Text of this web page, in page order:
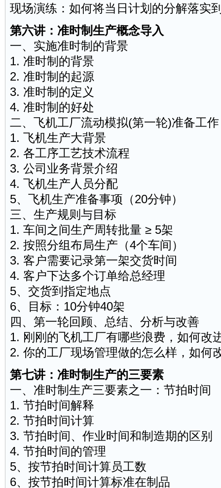
现场演练：如何将当日计划的分解落实
第六讲：准时制生产概念导入
一、实施准时制的背景
1. 准时制的背景
2. 准时制的起源
3. 准时制的定义
4. 准时制的好处
二、飞机工厂流动模拟(第一轮)准备工作
1. 飞机生产大背景
2. 各工序工艺技术流程
3. 公司业务背景介绍
4. 飞机生产人员分配
5、飞机生产准备事项（20分钟）
三、生产规则与目标
1. 车间之间生产周转批量 ≥ 5架
2. 按照分组布局生产（4个车间）
3. 客户需要记录第一架交货时间
4. 客户下达多个订单给总经理
5、交货到指定地点
6、目标：10分钟40架
四、第一轮回顾、总结、分析与改善
1. 刚刚的飞机工厂有哪些浪费，如何改
2. 你的工厂现场管理做的怎么样，如何
第七讲：准时制生产的三要素
一、准时制生产三要素之一：节拍时间
1. 节拍时间解释
2. 节拍时间计算
3. 节拍时间、作业时间和制造期的区别
4. 节拍时间的管理
5、按节拍时间计算员工数
6、按节拍时间计算标准在制品